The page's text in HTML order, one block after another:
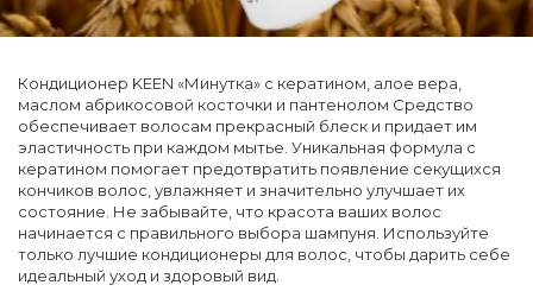
Кондиционер KEEN «Минутка» с кератином, алое вера,
маслом абрикосовой косточки и пантенолом Средство
обеспечивает волосам прекрасный блеск и придает им
эластичность при каждом мытье. Уникальная формула с
кератином помогает предотвратить появление секущихся
кончиков волос, увлажняет и значительно улучшает их
состояние. Не забывайте, что красота ваших волос
начинается с правильного выбора шампуня. Используйте
только лучшие кондиционеры для волос, чтобы дарить себе
идеальный уход и здоровый вид.